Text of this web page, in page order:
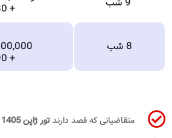
+ 2,980دلار
8 شب
+ 3,090دلار
متقاضیانی که قصد دارندتور ژاپن 1405